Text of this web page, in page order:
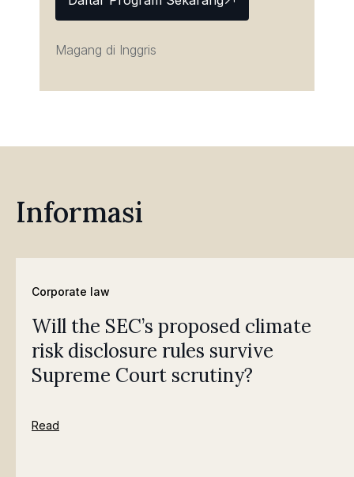
Magang di Inggris
Informasi
Corporate law
Will the SEC’s proposed climate
risk disclosure rules survive
Supreme Court scrutiny?
Read